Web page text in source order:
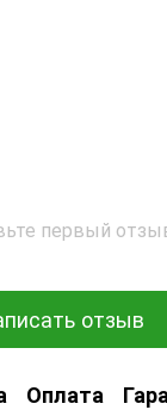
первый
отзыв
Оплата